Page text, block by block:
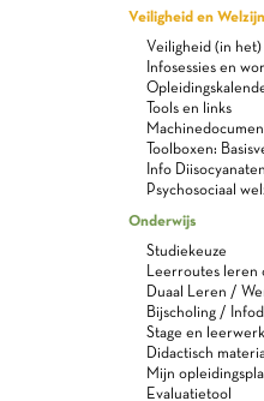
Veiligheid en Welzijn
Veiligheid (in
Infosessies en
Tools en links
Toolboxen:
Info Diisocyanaten
Psychosociaal
Onderwijs
Studiekeuze
Leerroutes leren
Duaal Leren /
Bijscholing /
Stage en
Didactisch
Mijn
Evaluatietool